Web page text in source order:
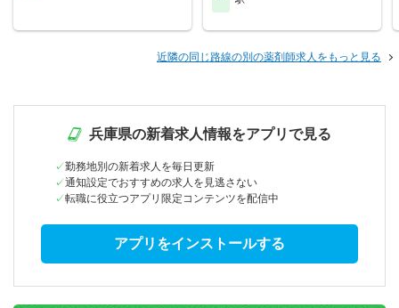
近隣の同じ路線の別の薬剤師求人をもっと見る
兵庫県の新着求人情報をアプリで見る
勤務地別の新着求人を毎日更新
通知設定でおすすめの求人を見逃さない
転職に役立つアプリ限定コンテンツを配信中
アプリをインストールする